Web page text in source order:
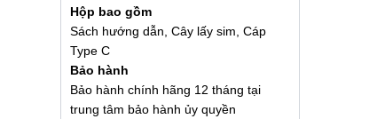
Hộp bao gồm
Sách hướng dẫn, Cây lấy sim, Cáp
Type C
Bảo hành
Bảo hành chính hãng 12 tháng tại
trung tâm bảo hành ủy quyền